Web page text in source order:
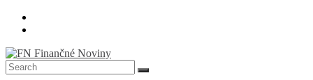
Skip